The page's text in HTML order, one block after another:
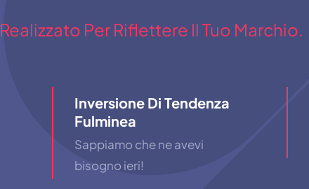
Realizzato Per Riflettere Il Tuo Marchio.
Inversione Di Tendenza
Fulminea
Sappiamo che ne avevi
bisogno ieri!